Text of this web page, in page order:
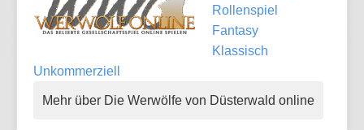
Rollenspiel
Fantasy
Klassisch
Unkommerziell
Mehr über Die Werwölfe von Düsterwald online